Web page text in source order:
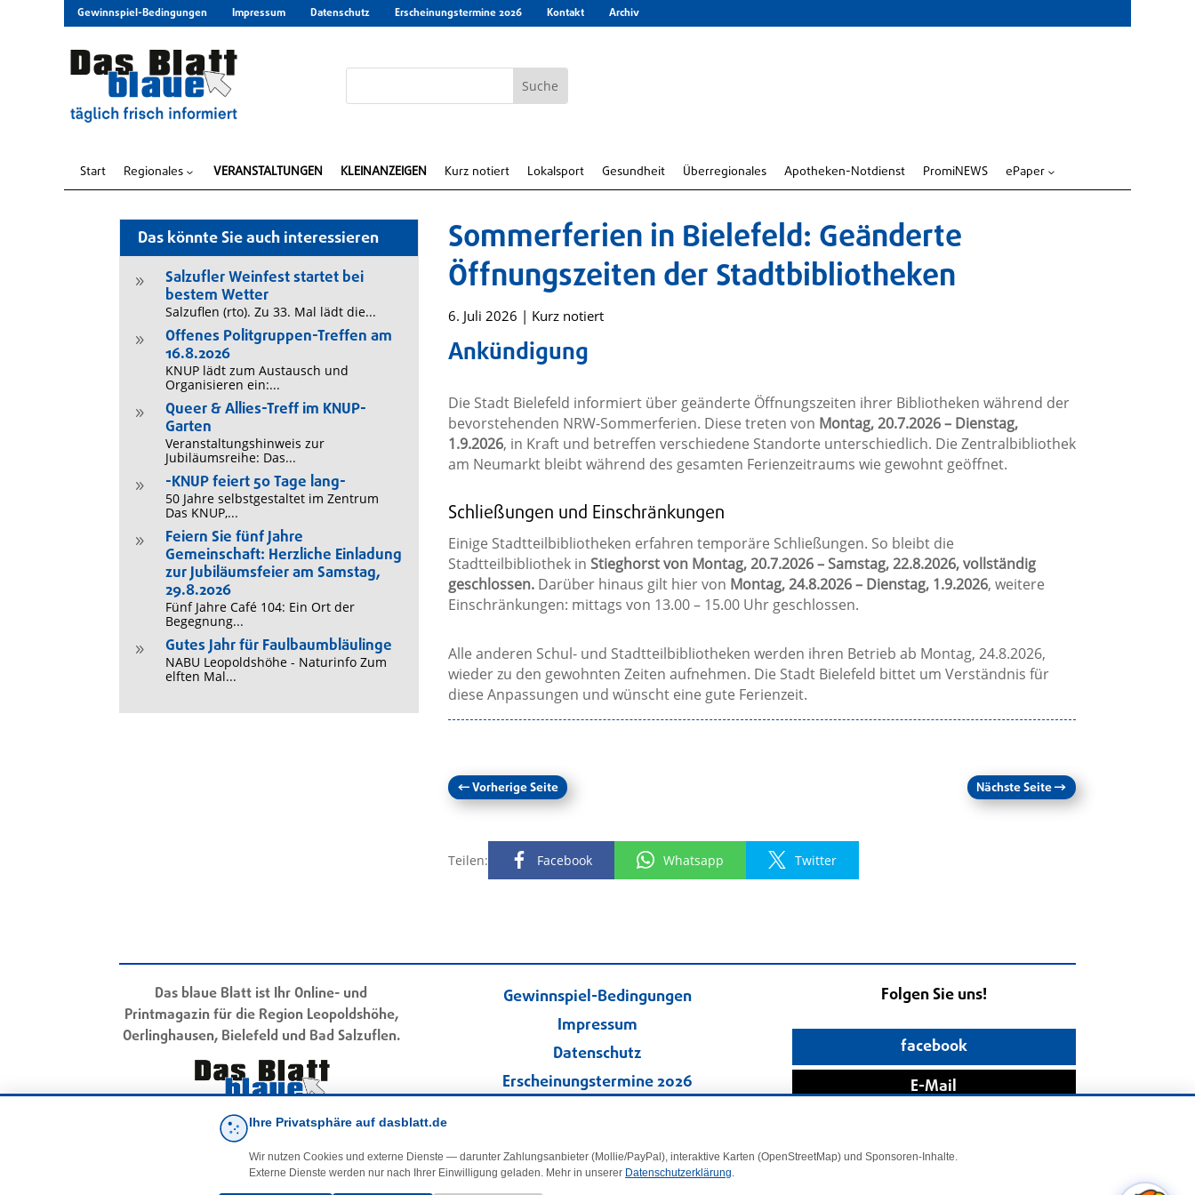
Gewinnspiel-Bedingungen Impressum Datenschutz Erscheinungstermine 2026 Kontakt Archiv
Start Regionales 3 VERANSTALTUNGEN KLEINANZEIGEN Kurz notiert Lokalsport Gesundheit Überregionales Apotheken-Notdienst PromiNEWS ePaper 3
Das könnte Sie auch interessieren
9
Salzufler Weinfest startet bei
bestem Wetter
Salzuflen (rto). Zu 33. Mal lädt die...
9
Offenes Politgruppen-Treffen am
16.8.2026
KNUP lädt zum Austausch und
Organisieren ein:...
9
Queer & Allies-Treff im KNUP-
Garten
Veranstaltungshinweis zur
Jubiläumsreihe: Das...
9 -KNUP feiert 50 Tage lang-
50 Jahre selbstgestaltet im Zentrum
Das KNUP,...
9
Feiern Sie fünf Jahre
Gemeinschaft: Herzliche Einladung
zur Jubiläumsfeier am Samstag,
29.8.2026
Fünf Jahre Café 104: Ein Ort der
Begegnung...
9 Gutes Jahr für Faulbaumbläulinge
NABU Leopoldshöhe - Naturinfo Zum
elften Mal...
Sommerferien in Bielefeld: Geänderte
Öffnungszeiten der Stadtbibliotheken
6. Juli 2026 | Kurz notiert
Ankündigung
Die Stadt Bielefeld informiert über geänderte Öffnungszeiten ihrer Bibliotheken während der
bevorstehenden NRW-Sommerferien. Diese treten von Montag, 20.7.2026 – Dienstag,
1.9.2026, in Kraft und betreffen verschiedene Standorte unterschiedlich. Die Zentralbibliothek
am Neumarkt bleibt während des gesamten Ferienzeitraums wie gewohnt geöffnet.
Schließungen und Einschränkungen
Einige Stadtteilbibliotheken erfahren temporäre Schließungen. So bleibt die
Stadtteilbibliothek in Stieghorst von Montag, 20.7.2026 – Samstag, 22.8.2026, vollständig
geschlossen.Darüber hinaus gilt hier von Montag, 24.8.2026 – Dienstag, 1.9.2026, weitere
Einschränkungen: mittags von 13.00 – 15.00 Uhr geschlossen.
Alle anderen Schul- und Stadtteilbibliotheken werden ihren Betrieb ab Montag, 24.8.2026,
wieder zu den gewohnten Zeiten aufnehmen. Die Stadt Bielefeld bittet um Verständnis für
diese Anpassungen und wünscht eine gute Ferienzeit.
←Vorherige Seite Nächste Seite→
Teilen: Facebook Whatsapp Twitter
Das blaue Blatt ist Ihr Online- und
Printmagazin für die Region Leopoldshöhe,
Oerlinghausen, Bielefeld und Bad Salzuflen.
Gewinnspiel-Bedingungen
Impressum
Datenschutz
Erscheinungstermine 2026
Kleinanzeigen
Folgen Sie uns!
facebook
E-Mail
Ihre Privatsphäre auf dasblatt.de
Wir nutzen Cookies und externe Dienste — darunter Zahlungsanbieter (Mollie/PayPal), interaktive Karten (OpenStreetMap) und Sponsoren-Inhalte.
Externe Dienste werden nur nach Ihrer Einwilligung geladen. Mehr in unserer Datenschutzerklärung.